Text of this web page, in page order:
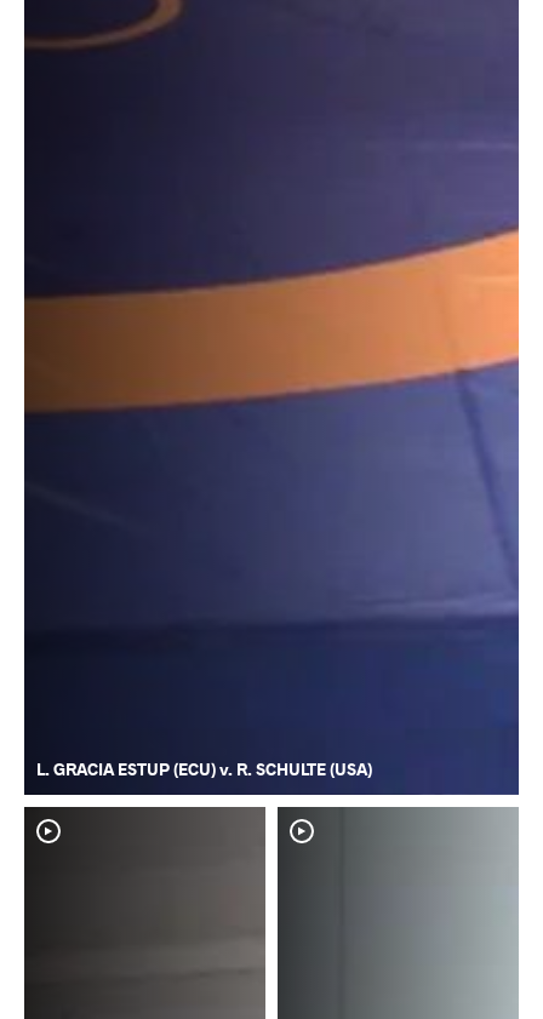
L. GRACIA ESTUP (ECU) v. R. SCHULTE (USA)